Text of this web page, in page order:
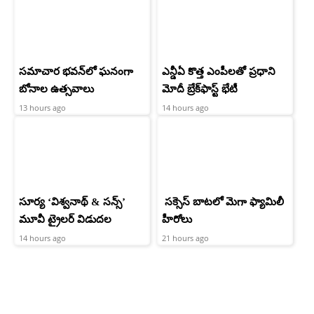
సమాచార భవన్‌లో ఘనంగా
బోనాల ఉత్సవాలు
13 hours ago
ఎన్డీఏ కొత్త ఎంపీలతో ప్రధాని
మోదీ బ్రేక్‌ఫాస్ట్ భేటీ
14 hours ago
సూర్య ‘విశ్వనాథ్ & సన్స్’
మూవీ ట్రైలర్ విడుదల
14 hours ago
సక్సెస్ బాటలో మెగా ఫ్యామిలీ
హీరోలు
21 hours ago